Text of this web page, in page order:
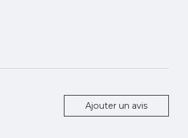
Ajouter un avis